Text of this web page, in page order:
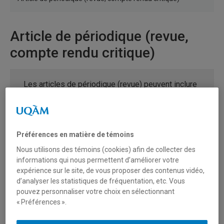
Article de périodique (revue,
compte rendu critique)
Les articles de périodique (revue) peuvent inclure
professionnelles ou grand public.
Titre du périodique
Volume (Numéro), Pages ou
Numéro d'article. DOI ou URL
Pour un numéro spécial ou une section spéciale
de revue
Préférences en matière de témoins
Nous utilisons des témoins (cookies) afin de collecter des
informations qui nous permettent d’améliorer votre
expérience sur le site, de vous proposer des contenus vidéo,
d’analyser les statistiques de fréquentation, etc. Vous
pouvez personnaliser votre choix en sélectionnant
« Préférences ».